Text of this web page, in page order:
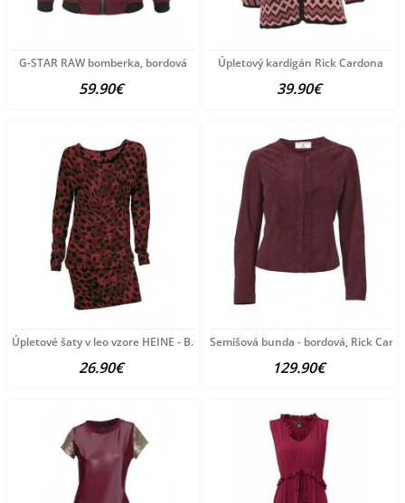
G-STAR RAW bomberka, bordová
59.90€
Úpletový kardigán Rick Cardona
39.90€
Úpletové šaty v leo vzore HEINE - B.C.
26.90€
Semišová bunda - bordová, Rick
129.90€